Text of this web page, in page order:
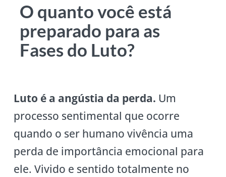
O quanto você está
preparado para as
Fases do Luto?
Luto é a angústia da perda. Um
processo sentimental que ocorre
quando o ser humano vivência uma
perda de importância emocional para
ele. Vivido e sentido totalmente no